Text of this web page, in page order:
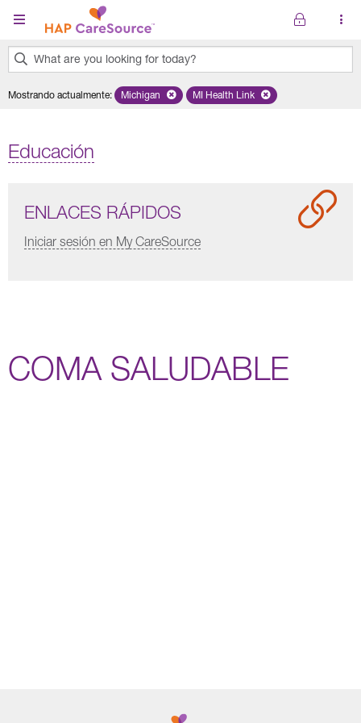
Pasar al contenido principal
What are you looking for today?
results
Mostrando actualmente: Remove selected state 'Michigan'
Michigan Remove selected plan 'MI
MI Health Link
Educación
ENLACES RÁPIDOS
Iniciar sesión en My CareSource
COMA SALUDABLE